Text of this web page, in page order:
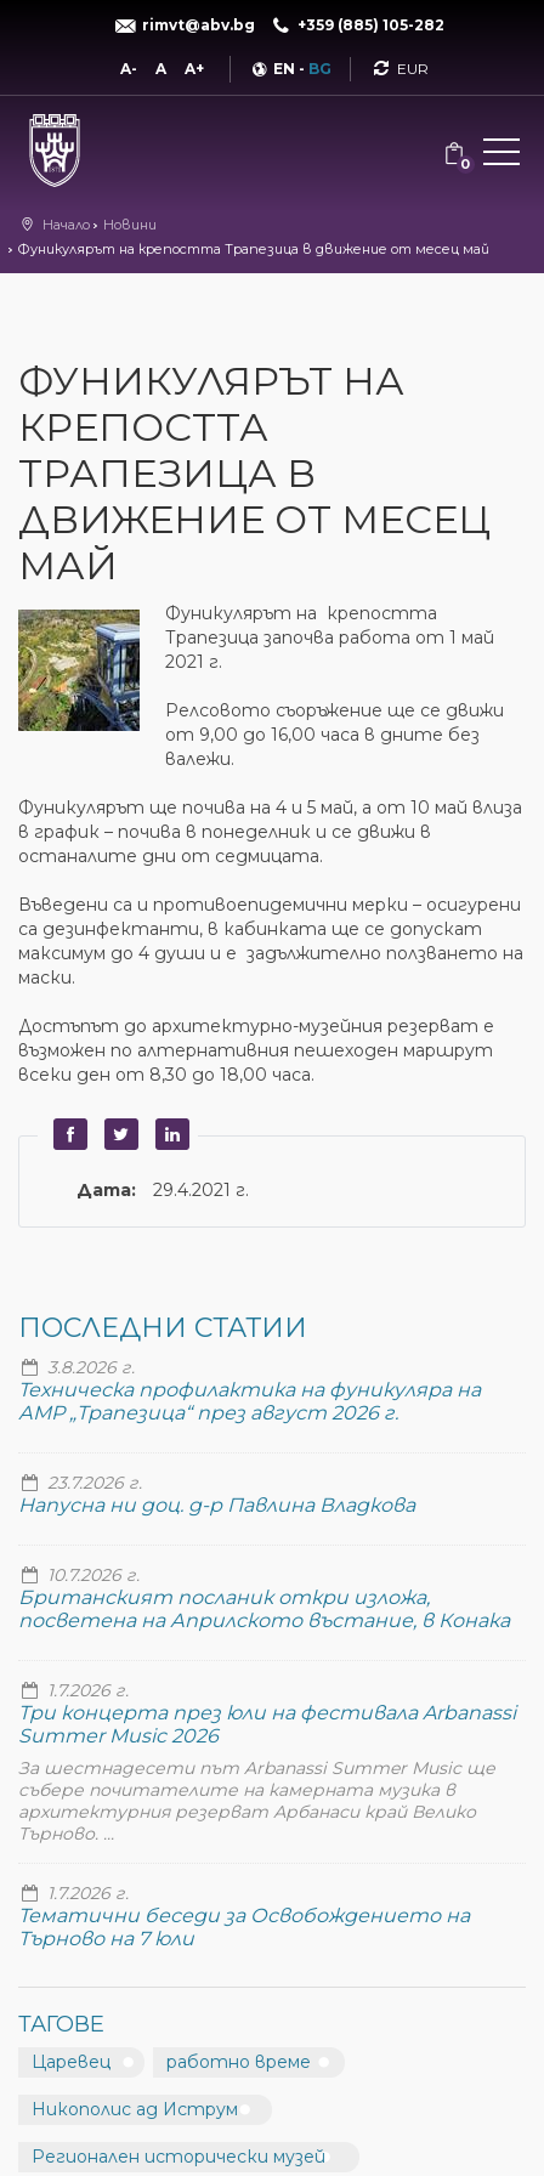
rimvt@abv.bg +359 (885) 105-282
A- A A+ EN - BG Currency
0
Начало
Новини
Фуникулярът на крепостта Трапезица в движение от месец май
ФУНИКУЛЯРЪТ НА
КРЕПОСТТА
ТРАПЕЗИЦА В
ДВИЖЕНИЕ ОТ МЕСЕЦ
МАЙ
Фуникулярът на крепостта
Трапезица ️започва работа от 1 май
2021 г.
Релсовото съоръжение ще се движи
от 9,00 до 16,00 часа в дните без
валежи.
Фуникулярът ще почива на 4 и 5 май, а от 10 май влиза
в график – почива в понеделник и се движи в
останалите дни от седмицата.
Въведени са и противоепидемични мерки – осигурени
са дезинфектанти, в кабинката ще се допускат
максимум до 4 души и е задължително ползването на
маски.
Достъпът до архитектурно-музейния резерват е
възможен по алтернативния пешеходен маршрут
всеки ден от 8,30 до 18,00 часа.
Дата: 29.4.2021 г.
ПОСЛЕДНИ СТАТИИ
3.8.2026 г.
Техническа профилактика на фуникуляра на
АМР „Трапезица“ през август 2026 г.
23.7.2026 г.
Напусна ни доц. д-р Павлина Владкова
10.7.2026 г.
Британският посланик откри изложа,
посветена на Априлското въстание, в Конака
1.7.2026 г.
Три концерта през юли на фестивала Arbanassi
Summer Music 2026
За шестнадесети път Arbanassi Summer Music ще
събере почитателите на камерната музика в
архитектурния резерват Арбанаси край Велико
Търново. ...
1.7.2026 г.
Тематични беседи за Освобождението на
Търново на 7 юли
ТАГОВЕ
Царевец работно време
Никополис ад Иструм
Регионален исторически музей